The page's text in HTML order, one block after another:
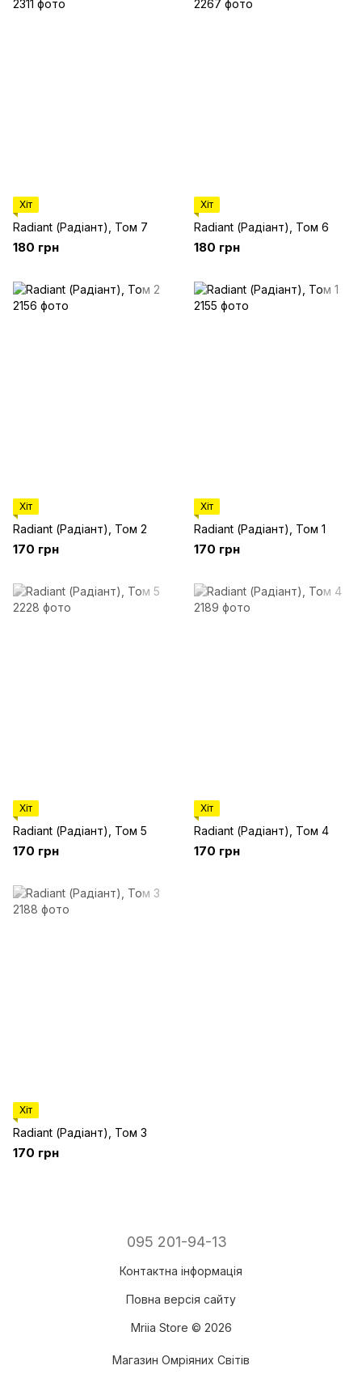
Хіт
Radiant (Радіант), Том 7
180 грн
Хіт
Radiant (Радіант), Том 6
180 грн
Хіт
Radiant (Радіант), Том 2
170 грн
Хіт
Radiant (Радіант), Том 1
170 грн
Хіт
Radiant (Радіант), Том 5
170 грн
Хіт
Radiant (Радіант), Том 4
170 грн
Хіт
Radiant (Радіант), Том 3
170 грн
095 201-94-13
Контактна інформація
Повна версія сайту
Mriia Store © 2026
Магазин Омріяних Світів